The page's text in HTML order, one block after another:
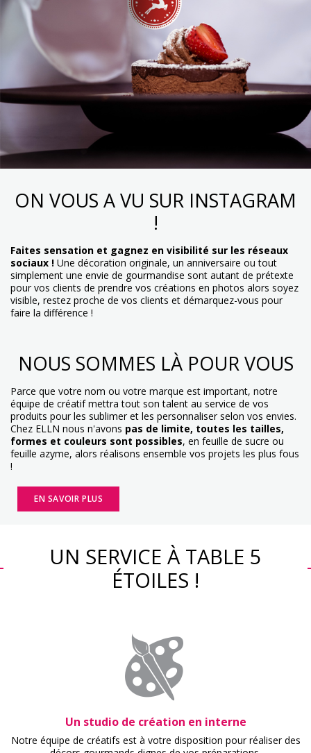
ON VOUS A VU SUR INSTAGRAM
!
Faites sensation et gagnez en visibilité sur les réseaux
sociaux ! Une décoration originale, un anniversaire ou tout
simplement une envie de gourmandise sont autant de prétexte
pour vos clients de prendre vos créations en photos alors soyez
visible, restez proche de vos clients et démarquez-vous pour
faire la différence !
NOUS SOMMES LÀ POUR VOUS
Parce que votre nom ou votre marque est important, notre
équipe de créatif mettra tout son talent au service de vos
produits pour les sublimer et les personnaliser selon vos envies.
Chez ELLN nous n'avons pas de limite, toutes les tailles,
formes et couleurs sont possibles, en feuille de sucre ou
feuille azyme, alors réalisons ensemble vos projets les plus fous
!
EN SAVOIR PLUS
UN SERVICE À TABLE 5
ÉTOILES !
Un studio de création en interne
Notre équipe de créatifs est à votre disposition pour réaliser des